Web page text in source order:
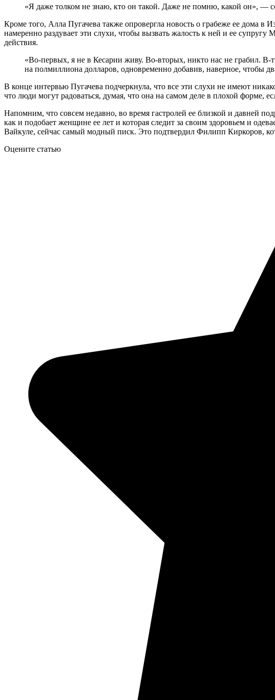
«Я даже толком не знаю, кто он такой. Даже не помню, какой он», —
Кроме того, Алла Пугачева также опровергла новость о грабеже ее дома в
намеренно раздувает эти слухи, чтобы вызвать жалость к ней и ее
действия.
«Во-первых, я не в Кесарии живу. Во-вторых, никто нас не грабил. В-
на полмиллиона долларов, одновременно добавив, наверное, чтобы
В конце интервью Пугачева подчеркнула, что все эти слухи не имеют
что люди могут радоваться, думая, что она на самом деле в плохой форме,
Напомним, что совсем недавно, во время гастролей ее близкой и давней
как и подобает женщине ее лет и которая следит за своим здоровьем и
Вайкуле, сейчас самый модный писк. Это подтвердил Филипп Киркоров,
Оцените статью